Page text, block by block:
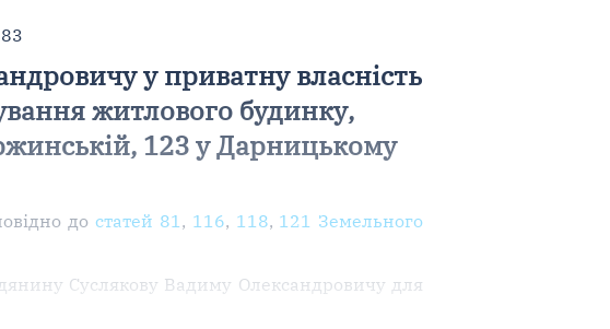
у приватну власність
житлового будинку,
123 у Дарницькому
достатей 81 , 116, 118, 121 Земельного
Суслякову Вадиму Олександровичу для